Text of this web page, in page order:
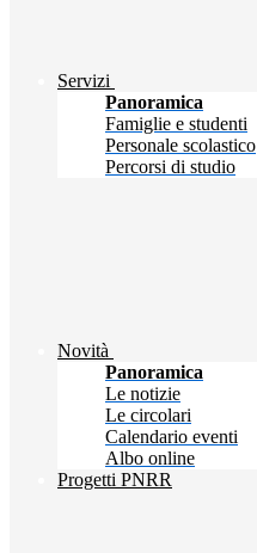
Servizi
Panoramica
Famiglie e studenti
Personale scolastico
Percorsi di studio
Novità
Panoramica
Le notizie
Le circolari
Calendario eventi
Albo online
Progetti PNRR